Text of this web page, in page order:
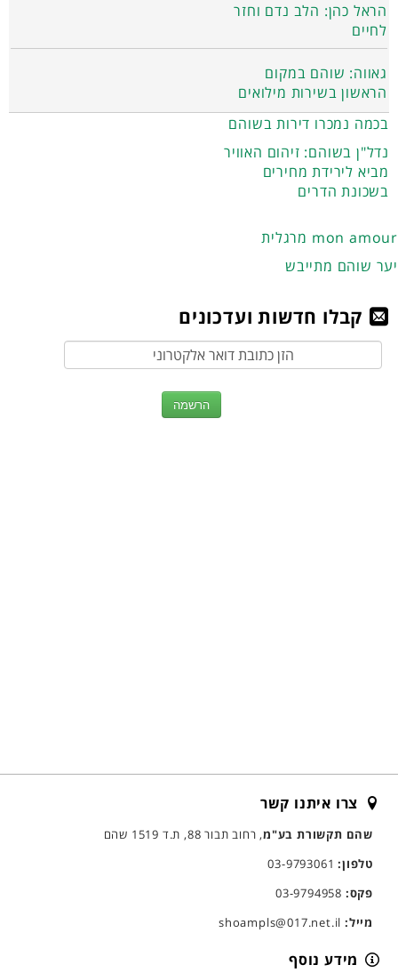
הראל כהן: הלב נדם וחזר
לחיים
גאווה: שוהם במקום
הראשון בשירות מילואים
בכמה נמכרו דירות בשוהם
נדל"ן בשוהם: זיהום האוויר
מביא לירידת מחירים
בשכונת הדרים
מרגלית mon amour
יער שוהם מתייבש
קבלו חדשות ועדכונים
צרו איתנו קשר
שהם תקשורת בע"מ, רחוב תבור 88, ת.ד 1519 שהם
טלפון:03-9793061
פקס:
מייל:
מידע נוסף